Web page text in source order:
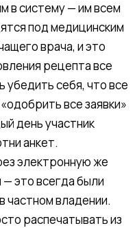
в систему — им всем
под медицинским
врача, и это
рецепта все
убедить себя, что все
все заявки»
день участник
анкет.
электронную же
— это всегда были
частном владении.
распечатывать из